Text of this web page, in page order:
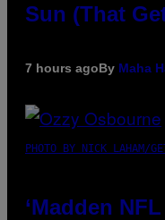
Sun (That
7 hours agoBy Maha
PHOTO BY NICK LAHAM/
‘Madden